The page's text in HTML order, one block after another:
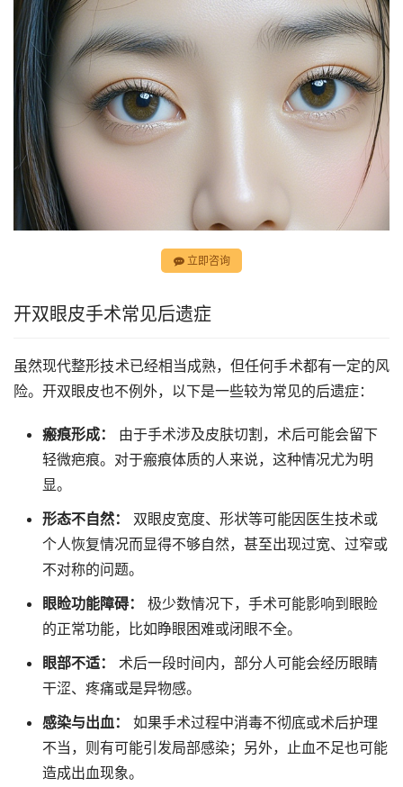
立即咨询
开双眼皮手术常见后遗症
虽然现代整形技术已经相当成熟，但任何手术都有一定的风
险。开双眼皮也不例外，以下是一些较为常见的后遗症：
瘢痕形成：
由于手术涉及皮肤切割，术后可能会留下
轻微疤痕。对于瘢痕体质的人来说，这种情况尤为明
显。
形态不自然：
双眼皮宽度、形状等可能因医生技术或
个人恢复情况而显得不够自然，甚至出现过宽、过窄或
不对称的问题。
眼睑功能障碍：
极少数情况下，手术可能影响到眼睑
的正常功能，比如睁眼困难或闭眼不全。
眼部不适：
术后一段时间内，部分人可能会经历眼睛
干涩、疼痛或是异物感。
感染与出血：
如果手术过程中消毒不彻底或术后护理
不当，则有可能引发局部感染；另外，止血不足也可能
造成出血现象。